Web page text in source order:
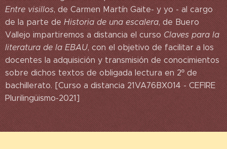
Entre visillos, de Carmen Martín Gaite- y yo - al cargo
de la parte deHistoria de una escalera, de Buero
Vallejo impartiremos a distancia el cursoClaves para la
literatura de la EBAU, con el objetivo de facilitar a los
docentes la adquisición y transmisión de conocimientos
sobre dichos textos de obligada lectura en 2º de
bachillerato. [Curso a distancia 21VA76BX014 - CEFIRE
Plurilingüismo-2021]